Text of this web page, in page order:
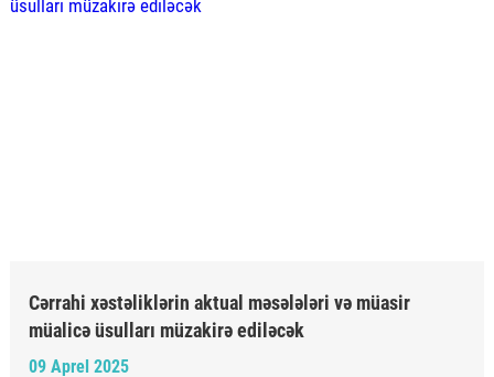
Cərrahi xəstəliklərin aktual məsələləri və müasir
müalicə üsulları müzakirə ediləcək
09 Aprel 2025